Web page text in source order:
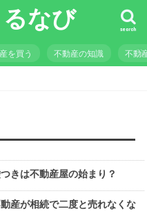
なび search
を買う 不動産の知識 不動
きは不動産屋の始まり？
産が相続で二度と売れなくな